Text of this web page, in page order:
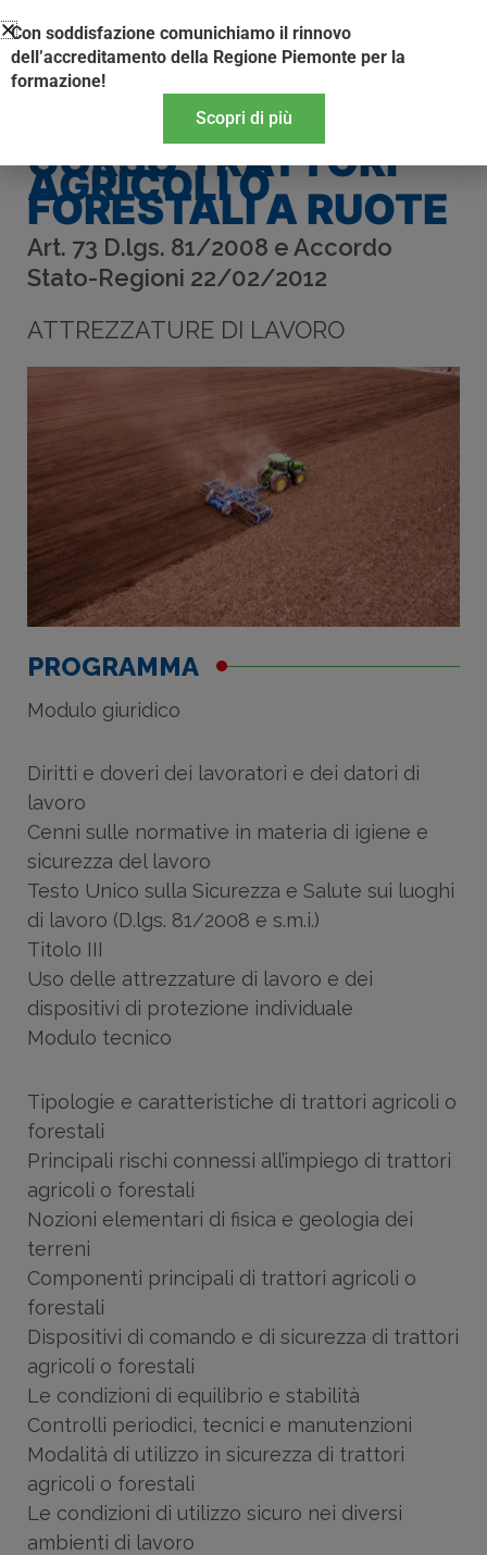
al
contenuto
CORSO TRATTORI
AGRICOLI O
FORESTALI A RUOTE
Art. 73 D.lgs. 81/2008 e Accordo
Stato-Regioni 22/02/2012
ATTREZZATURE DI LAVORO
PROGRAMMA
Modulo giuridico
Diritti e doveri dei lavoratori e dei datori di
lavoro
Cenni sulle normative in materia di igiene e
sicurezza del lavoro
Testo Unico sulla Sicurezza e Salute sui luoghi
di lavoro (D.lgs. 81/2008 e s.m.i.)
Titolo III
Uso delle attrezzature di lavoro e dei
dispositivi di protezione individuale
Modulo tecnico
Tipologie e caratteristiche di trattori agricoli o
forestali
Principali rischi connessi all’impiego di trattori
agricoli o forestali
Nozioni elementari di fisica e geologia dei
terreni
Componenti principali di trattori agricoli o
forestali
Dispositivi di comando e di sicurezza di trattori
agricoli o forestali
Le condizioni di equilibrio e stabilità
Controlli periodici, tecnici e manutenzioni
Modalità di utilizzo in sicurezza di trattori
agricoli o forestali
Le condizioni di utilizzo sicuro nei diversi
ambienti di lavoro
Con soddisfazione comunichiamo il rinnovo
dell’accreditamento della Regione Piemonte per la
formazione!
Scopri di più